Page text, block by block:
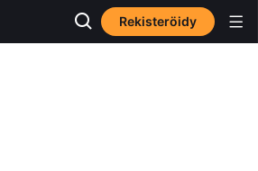
Rekisteröidy